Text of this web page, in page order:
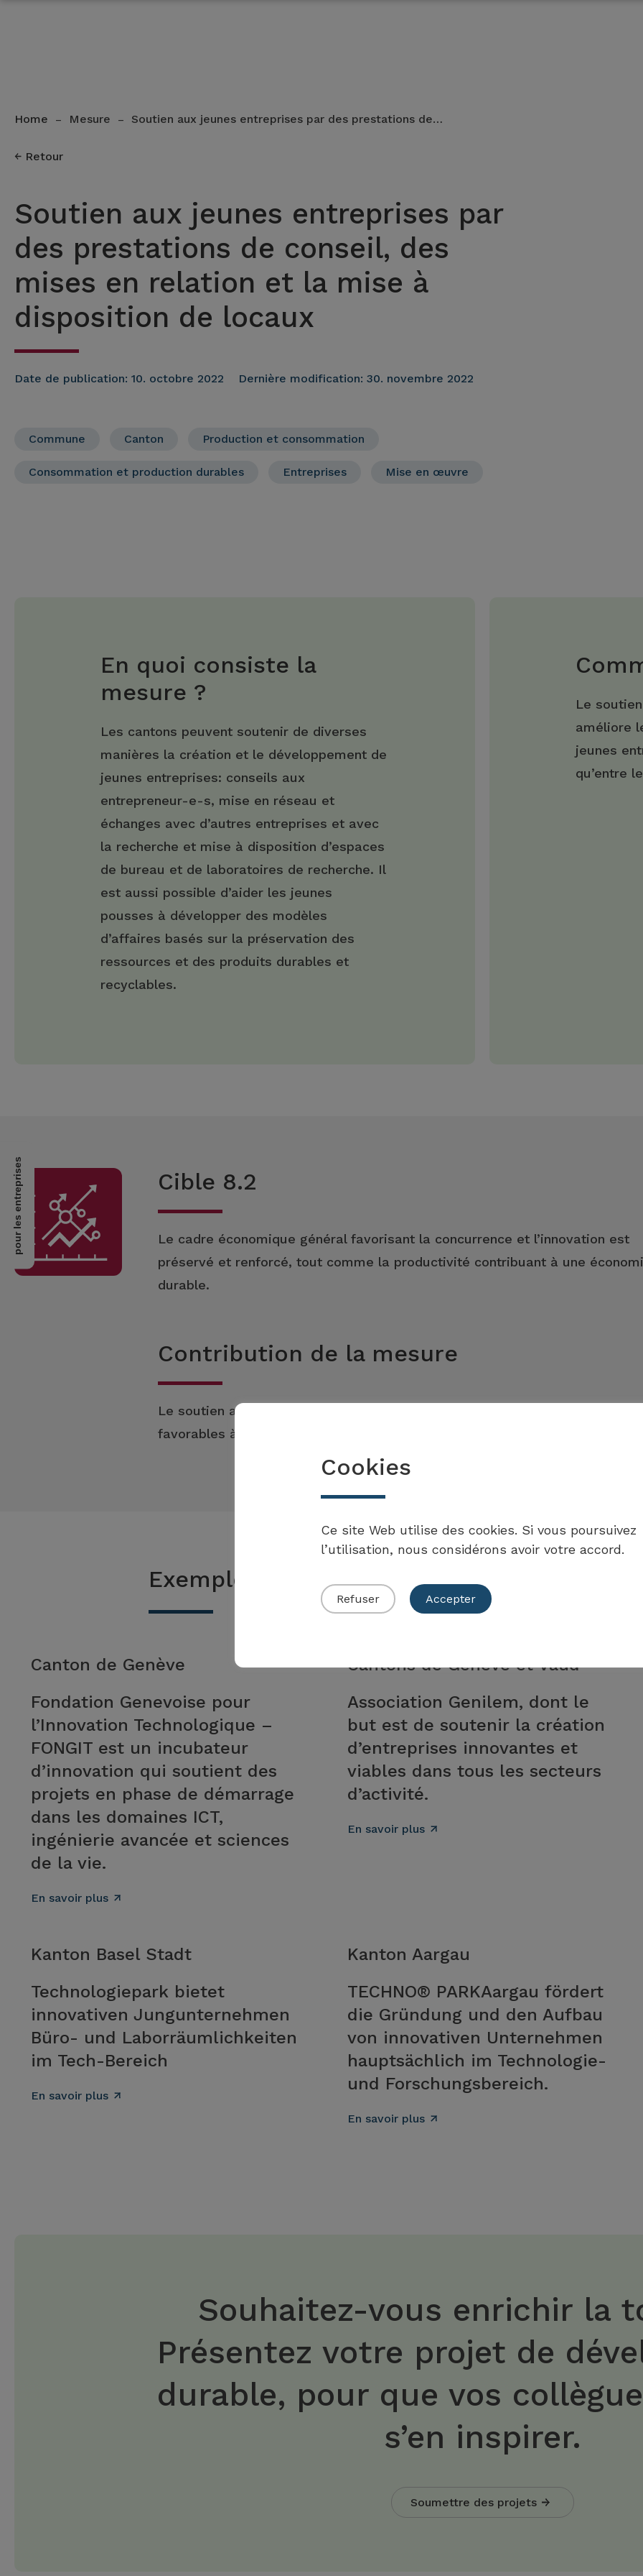
Home – Mesure – Soutien aux jeunes entreprises par des prestations de…
Retour
Soutien aux jeunes entreprises par
des prestations de conseil, des
mises en relation et la mise à
disposition de locaux
Date de publication: 10. octobre 2022 Dernière modification: 30. novembre 2022
Commune Canton Production et consommation
Consommation et production durables Entreprises Mise en œuvre
En quoi consiste la
mesure ?
Les cantons peuvent soutenir de diverses
manières la création et le développement de
jeunes entreprises: conseils aux
entrepreneur-e-s, mise en réseau et
échanges avec d’autres entreprises et avec
la recherche et mise à disposition d’espaces
de bureau et de laboratoires de recherche. Il
est aussi possible d’aider les jeunes
pousses à développer des modèles
d’affaires basés sur la préservation des
ressources et des produits durables et
recyclables.
Le
améliore
jeunes
qu’entre
Cible 8.2
Le cadre économique général favorisant la concurrence et l’innovation est
préservé et renforcé, tout comme la productivité contribuant à une
durable.
Contribution de la mesure
Le soutien aux jeunes entreprises est un moyen de renforcer les conditions
favorables à l’éclosion de l’innovation.
Exemples de mise en œuvre des mesures
Canton de Genève
Fondation Genevoise pour
l’Innovation Technologique –
FONGIT est un incubateur
d’innovation qui soutient des
projets en phase de démarrage
dans les domaines ICT,
ingénierie avancée et sciences
de la vie.
En savoir plus
Cantons de Genève et Vaud
Association Genilem, dont le
but est de soutenir la création
d’entreprises innovantes et
viables dans tous les secteurs
d’activité.
En savoir plus
Kanton Basel Stadt
Technologiepark bietet
innovativen Jungunternehmen
Büro- und Laborräumlichkeiten
im Tech-Bereich
En savoir plus
Kanton Aargau
TECHNO® PARKAargau fördert
die Gründung und den Aufbau
von innovativen Unternehmen
hauptsächlich im Technologie-
und Forschungsbereich.
En savoir plus
Souhaitez-vous enrichir la
Présentez votre projet de
durable, pour que vos
s’en inspirer.
Soumettre des projets
pour les entreprises
Cookies
Ce site Web utilise des cookies. Si vous poursuivez
l’utilisation, nous considérons avoir votre accord.
Refuser Accepter